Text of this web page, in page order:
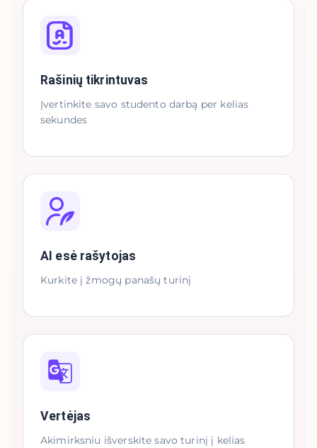
Rašinių tikrintuvas
Įvertinkite savo studento darbą per kelias
sekundes
AI esė rašytojas
Kurkite į žmogų panašų turinį
Vertėjas
Akimirksniu išverskite savo turinį į kelias